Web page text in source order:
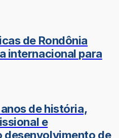
de Rondônia
internacional para
de história,
e
desenvolvimento de